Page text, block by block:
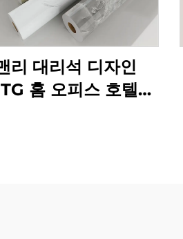
리 대리석 디자인
홈 오피스 호텔에